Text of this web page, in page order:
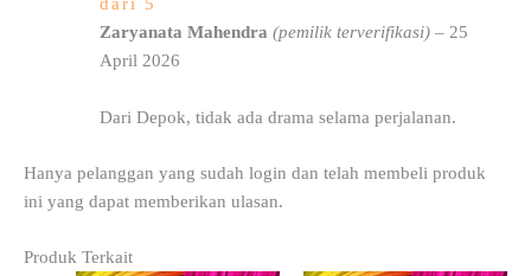
dari 5
Zaryanata Mahendra (pemilik terverifikasi) – 25
April 2026
Dari Depok, tidak ada drama selama perjalanan.
Hanya pelanggan yang sudah login dan telah membeli produk
ini yang dapat memberikan ulasan.
Produk Terkait